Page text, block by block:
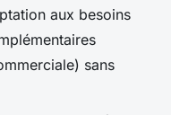
aux besoins
sans